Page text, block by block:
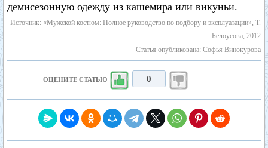
демисезонную одежду из кашемира или викуньи.
Источник: «Мужской костюм: Полное руководство по подбору и эксплуатации», Т.
Белоусова, 2012
Статья опубликована: Софья Винокурова
ОЦЕНИТЕ СТАТЬЮ 0